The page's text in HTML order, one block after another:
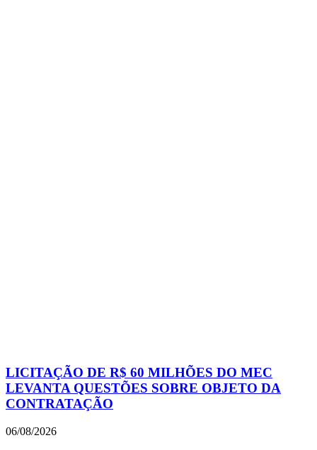
LICITAÇÃO DE R$ 60 MILHÕES DO MEC
LEVANTA QUESTÕES SOBRE OBJETO DA
CONTRATAÇÃO
06/08/2026